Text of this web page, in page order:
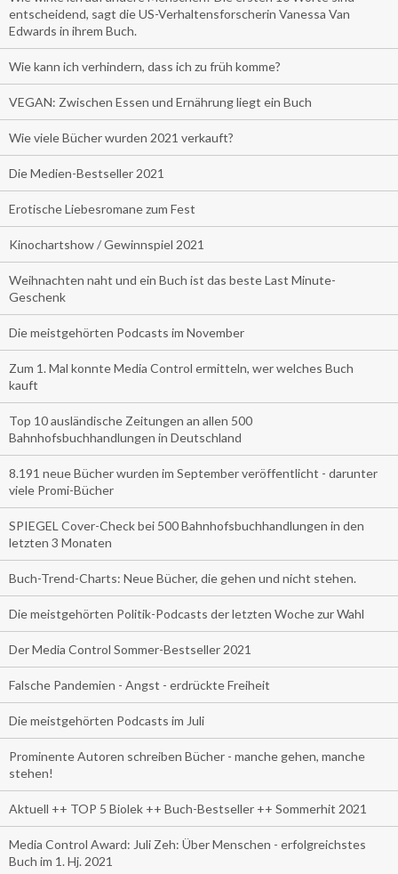
entscheidend, sagt die US-Verhaltensforscherin Vanessa Van
Edwards in ihrem Buch.
Wie kann ich verhindern, dass ich zu früh komme?
VEGAN: Zwischen Essen und Ernährung liegt ein Buch
Wie viele Bücher wurden 2021 verkauft?
Die Medien-Bestseller 2021
Erotische Liebesromane zum Fest
Kinochartshow / Gewinnspiel 2021
Weihnachten naht und ein Buch ist das beste Last Minute-
Geschenk
Die meistgehörten Podcasts im November
Zum 1. Mal konnte Media Control ermitteln, wer welches Buch
kauft
Top 10 ausländische Zeitungen an allen 500
Bahnhofsbuchhandlungen in Deutschland
8.191 neue Bücher wurden im September veröffentlicht - darunter
viele Promi-Bücher
SPIEGEL Cover-Check bei 500 Bahnhofsbuchhandlungen in den
letzten 3 Monaten
Buch-Trend-Charts: Neue Bücher, die gehen und nicht stehen.
Die meistgehörten Politik-Podcasts der letzten Woche zur Wahl
Der Media Control Sommer-Bestseller 2021
Falsche Pandemien - Angst - erdrückte Freiheit
Die meistgehörten Podcasts im Juli
Prominente Autoren schreiben Bücher - manche gehen, manche
stehen!
Aktuell ++ TOP 5 Biolek ++ Buch-Bestseller ++ Sommerhit 2021
Media Control Award: Juli Zeh: Über Menschen - erfolgreichstes
Buch im 1. Hj. 2021